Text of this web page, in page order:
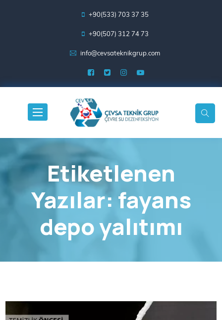
+90(533) 703 37 35
+90(507) 312 74 73
info@cevsateknikgrup.com
Etiketlenen
Yazılar: fayans
depo yalıtımı